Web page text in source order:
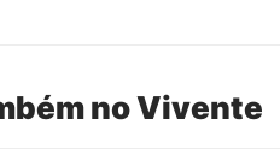
no Vivente